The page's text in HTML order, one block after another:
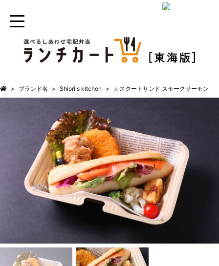
ブランド名 Shiori's kitchen カスクートサンド スモークサーモン